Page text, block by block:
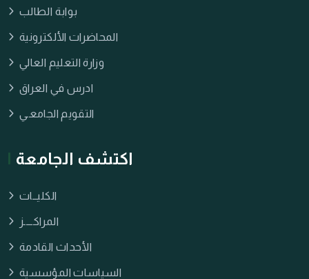
بوابة الطالب
المحاضرات الألكترونية
وزارة التعليم العالي
ادرس في العراق
التقويم الجامعـي
اكتشف الجامعة
الكليــات
المراكــــز
الأحداث القادمة
السياسات المؤسسية